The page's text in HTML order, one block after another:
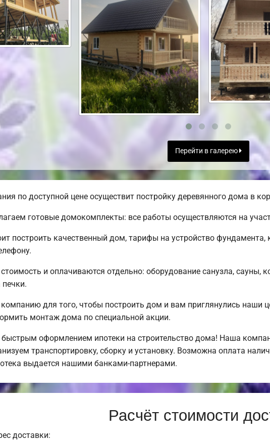
Перейти в галерею
по доступной цене осуществит постройку деревянного дома в
готовые домокомплекты: все работы осуществляются на
построить качественный дом, тарифы на устройство
и оплачиваются отдельно: оборудование санузла, сауны,
печки.
компанию для того, чтобы построить дом и вам приглянулись
монтаж дома по специальной акции.
оформлением ипотеки на строительство дома! Наша
транспортировку, сборку и установку. Возможна оплата
выдается нашими банками-партнерами.
Расчёт стоимости
доставки: